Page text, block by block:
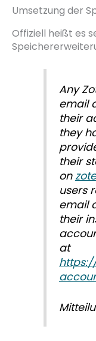
Umsetzung der
Offiziell heißt es
Any
email
their
they
their
on
users
email
their
at